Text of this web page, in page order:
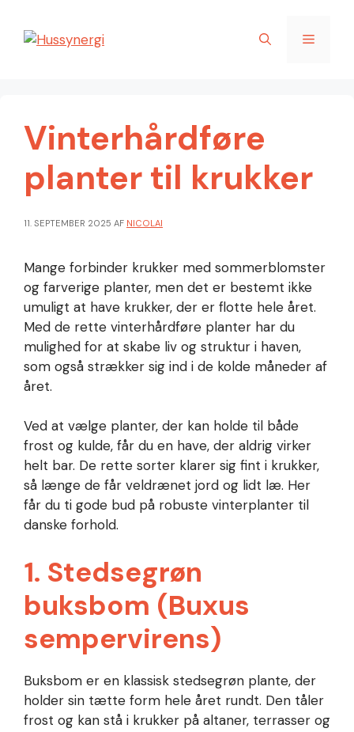
indhold
Menu
Vinterhårdføre
planter til krukker
11. SEPTEMBER 2025 AF NICOLAI
Mange forbinder krukker med sommerblomster
og farverige planter, men det er bestemt ikke
umuligt at have krukker, der er flotte hele året.
Med de rette vinterhårdføre planter har du
mulighed for at skabe liv og struktur i haven,
som også strækker sig ind i de kolde måneder af
året.
Ved at vælge planter, der kan holde til både
frost og kulde, får du en have, der aldrig virker
helt bar. De rette sorter klarer sig fint i krukker,
så længe de får veldrænet jord og lidt læ. Her
får du ti gode bud på robuste vinterplanter til
danske forhold.
1. Stedsegrøn
buksbom (Buxus
sempervirens)
Buksbom er en klassisk stedsegrøn plante, der
holder sin tætte form hele året rundt. Den tåler
frost og kan stå i krukker på altaner, terrasser og